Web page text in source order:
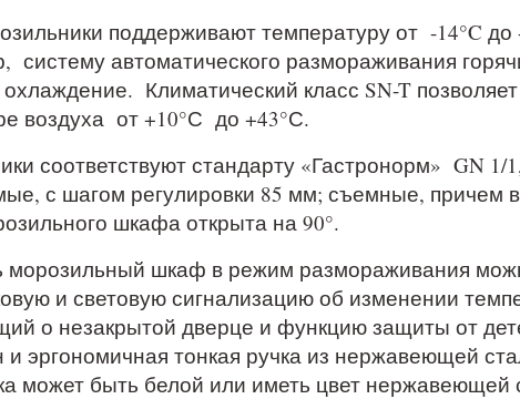
поддерживают температуру от -14°C до
систему автоматического размораживания
Климатический класс SN-T
воздуха от +10°С до +43°С.
соответствуют стандарту «Гастронорм» GN
с шагом регулировки 85 мм; съемные, причем
шкафа открыта на 90°.
морозильный шкаф в режим размораживания
и световую сигнализацию об изменении
о незакрытой дверце и функцию защиты от
эргономичная тонкая ручка из нержавеющей
может быть белой или иметь цвет нержавеющей